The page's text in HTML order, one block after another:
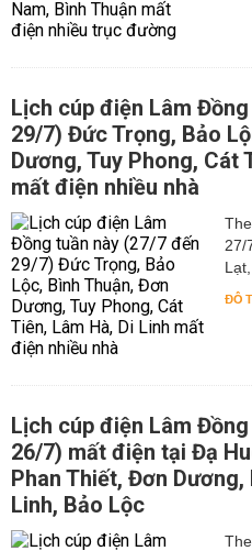
Lịch cúp điện Lâm
29/7) Đức Trọng, Bảo
Dương, Tuy Phong, Cát
mất điện nhiều nhà
27/
ĐÔ
Lịch cúp điện Lâm
26/7) mất điện tại Đạ
Phan Thiết, Đơn Dương,
Linh, Bảo Lộc